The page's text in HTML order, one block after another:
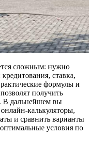
сложным: нужно
ставка,
формулы и
получить
В дальнейшем вы
калькуляторы,
и сравнить варианты
условия по